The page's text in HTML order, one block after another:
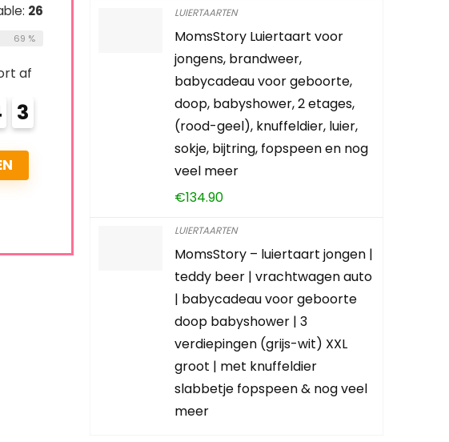
26
69 %
af
2
LUIERTAARTEN
MomsStory Luiertaart voor
jongens, brandweer,
babycadeau voor geboorte,
doop, babyshower, 2 etages,
(rood-geel), knuffeldier, luier,
sokje, bijtring, fopspeen en nog
veel meer
€134.90
LUIERTAARTEN
MomsStory – luiertaart jongen |
teddy beer | vrachtwagen auto
| babycadeau voor geboorte
doop babyshower | 3
verdiepingen (grijs-wit) XXL
groot | met knuffeldier
slabbetje fopspeen & nog veel
meer